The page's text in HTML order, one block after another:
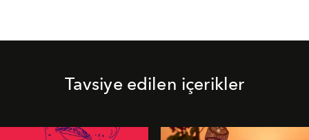
Tavsiye edilen içerikler